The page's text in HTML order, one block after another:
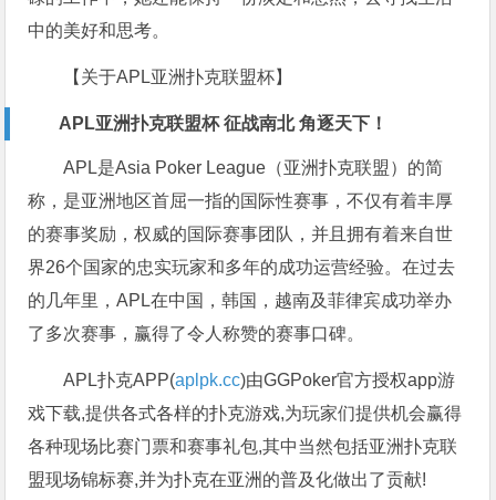
中的美好和思考。
【关于APL亚洲扑克联盟杯】
APL亚洲扑克联盟杯 征战南北 角逐天下！
APL是Asia Poker League（亚洲扑克联盟）的简
称，是亚洲地区首屈一指的国际性赛事，不仅有着丰厚
的赛事奖励，权威的国际赛事团队，并且拥有着来自世
界26个国家的忠实玩家和多年的成功运营经验。在过去
的几年里，APL在中国，韩国，越南及菲律宾成功举办
了多次赛事，赢得了令人称赞的赛事口碑。
APL扑克APP(aplpk.cc)由GGPoker官方授权app游
戏下载,提供各式各样的扑克游戏,为玩家们提供机会赢得
各种现场比赛门票和赛事礼包,其中当然包括亚洲扑克联
盟现场锦标赛,并为扑克在亚洲的普及化做出了贡献!